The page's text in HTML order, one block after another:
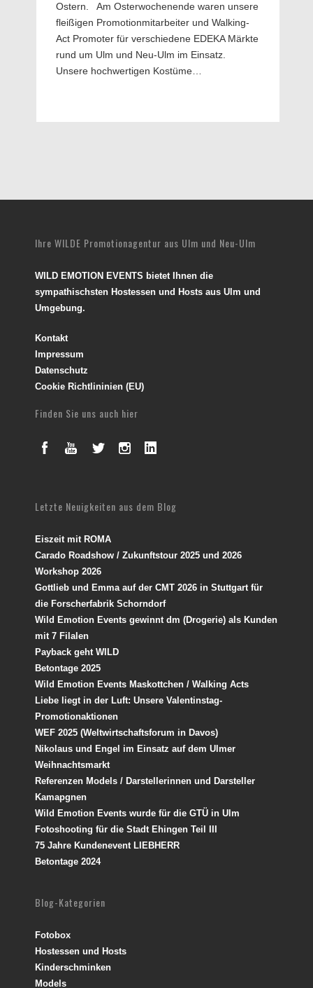
Ostern. Am Osterwochenende waren unsere
fleißigen Promotionmitarbeiter und Walking-
Act Promoter für verschiedene EDEKA Märkte
rund um Ulm und Neu-Ulm im Einsatz.
Unsere hochwertigen Kostüme…
Ihre WILDE Promotionagentur aus Ulm und Neu-Ulm
WILD EMOTION EVENTS bietet Ihnen die
sympathischsten Hostessen und Hosts aus Ulm und
Umgebung.
Kontakt
Impressum
Datenschutz
Cookie Richtlininien (EU)
Finden Sie uns auch hier
Letzte Neuigkeiten aus dem Blog
Eiszeit mit ROMA
Carado Roadshow / Zukunftstour 2025 und 2026
Workshop 2026
Gottlieb und Emma auf der CMT 2026 in Stuttgart für
die Forscherfabrik Schorndorf
Wild Emotion Events gewinnt dm (Drogerie) als Kunden
mit 7 Filalen
Payback geht WILD
Betontage 2025
Wild Emotion Events Maskottchen / Walking Acts
Liebe liegt in der Luft: Unsere Valentinstag-
Promotionaktionen
WEF 2025 (Weltwirtschaftsforum in Davos)
Nikolaus und Engel im Einsatz auf dem Ulmer
Weihnachtsmarkt
Referenzen Models / Darstellerinnen und Darsteller
Kamapgnen
Wild Emotion Events wurde für die GTÜ in Ulm
Fotoshooting für die Stadt Ehingen Teil III
75 Jahre Kundenevent LIEBHERR
Betontage 2024
Blog-Kategorien
Fotobox
Hostessen und Hosts
Kinderschminken
Models